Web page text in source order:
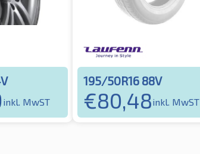
inkl. MwST
195/50R16 88V
€80,48inkl. MwST